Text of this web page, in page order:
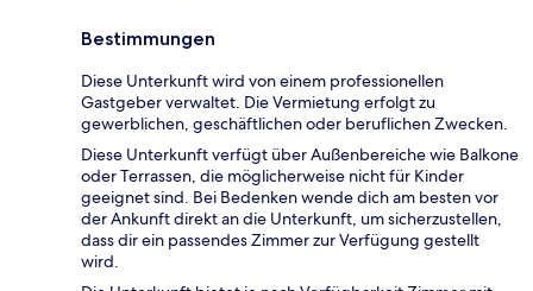
Bestimmungen
Diese Unterkunft wird von einem professionellen
Gastgeber verwaltet. Die Vermietung erfolgt zu
gewerblichen, geschäftlichen oder beruflichen Zwecken.
Diese Unterkunft verfügt über Außenbereiche wie Balkone
oder Terrassen, die möglicherweise nicht für Kinder
geeignet sind. Bei Bedenken wende dich am besten vor
der Ankunft direkt an die Unterkunft, um sicherzustellen,
dass dir ein passendes Zimmer zur Verfügung gestellt
wird.